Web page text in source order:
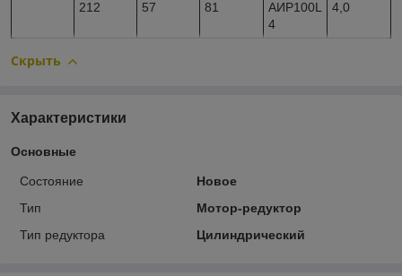
212 57 81
АИР100L
4
4,0
Скрыть
Характеристики
Основные
Состояние
Новое
Тип
Мотор-редуктор
Тип редуктора
Цилиндрический